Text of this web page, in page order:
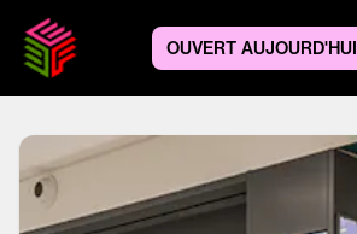
Centre logo
OUVERT AUJOURD'HUI